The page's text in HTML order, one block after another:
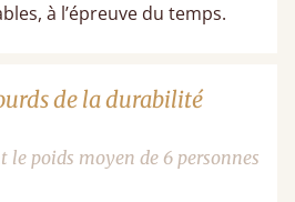
à l’épreuve du temps.
de la durabilité
le poids moyen de 6 personnes